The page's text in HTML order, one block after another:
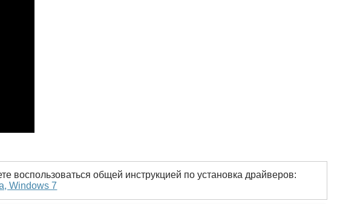
воспользоваться общей инструкцией по установка драйверов:
Windows 7